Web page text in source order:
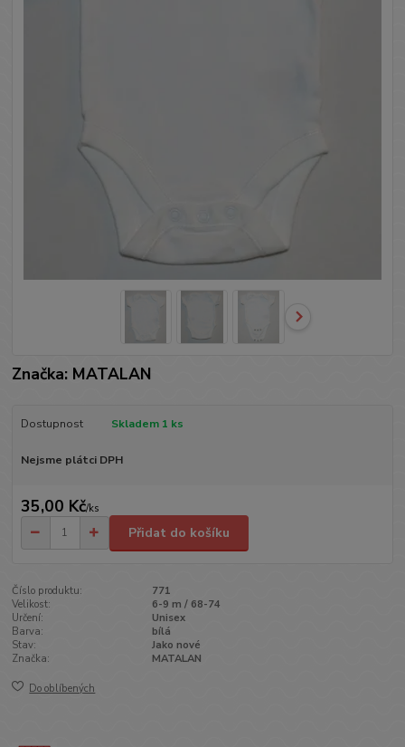
Značka: MATALAN
Dostupnost Skladem 1 ks
Nejsme plátci DPH
35,00 Kč/ks
Přidat do košíku
Číslo produktu:
771
Velikost:
6-9 m / 68-74
Určení:
Unisex
Barva:
bílá
Stav:
Jako nové
Značka:
MATALAN
Do oblíbených